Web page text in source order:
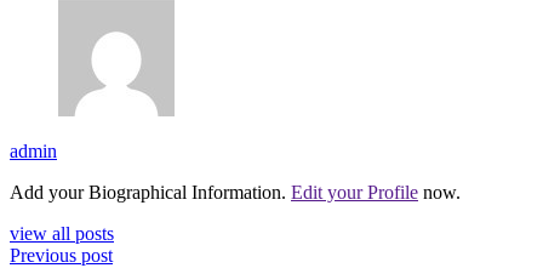
admin
Add your Biographical Information. Edit your Profile now.
view all posts
Previous post